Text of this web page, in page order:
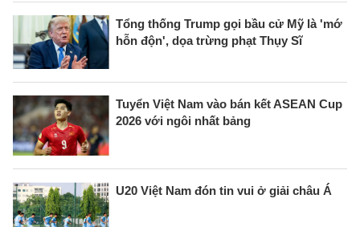
Tổng thống Trump gọi bầu cử Mỹ là 'mớ
hỗn độn', dọa trừng phạt Thụy Sĩ
Tuyển Việt Nam vào bán kết ASEAN Cup
2026 với ngôi nhất bảng
U20 Việt Nam đón tin vui ở giải châu Á